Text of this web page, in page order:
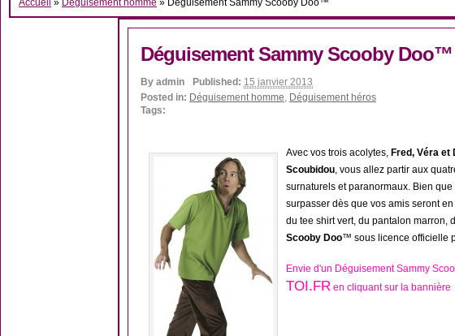
Accueil » Déguisement homme » Déguisement Sammy Scooby Doo™
Déguisement Sammy Scooby Doo™
By admin Published: 15 janvier 2013
Posted in: Déguisement homme, Déguisement héros
Tags:
Avec vos trois acolytes, Fred, Véra et
Scoubidou, vous allez partir aux
surnaturels et paranormaux. Bien
surpasser dès que vos amis seront
du tee shirt vert, du pantalon marron,
Scooby Doo™ sous licence officielle
Envie d'un Déguisement Sammy
TOI.FR en cliquant sur la bannière